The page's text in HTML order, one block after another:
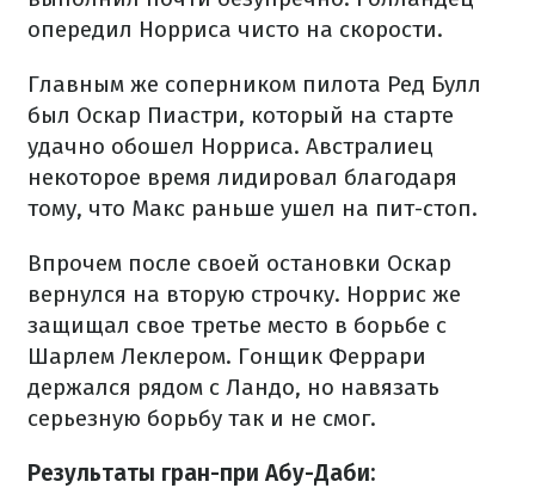
опередил Норриса чисто на скорости.
Главным же соперником пилота Ред Булл
был Оскар Пиастри, который на старте
удачно обошел Норриса. Австралиец
некоторое время лидировал благодаря
тому, что Макс раньше ушел на пит-стоп.
Впрочем после своей остановки Оскар
вернулся на вторую строчку. Норрис же
защищал свое третье место в борьбе с
Шарлем Леклером. Гонщик Феррари
держался рядом с Ландо, но навязать
серьезную борьбу так и не смог.
Результаты гран-при Абу-Даби: